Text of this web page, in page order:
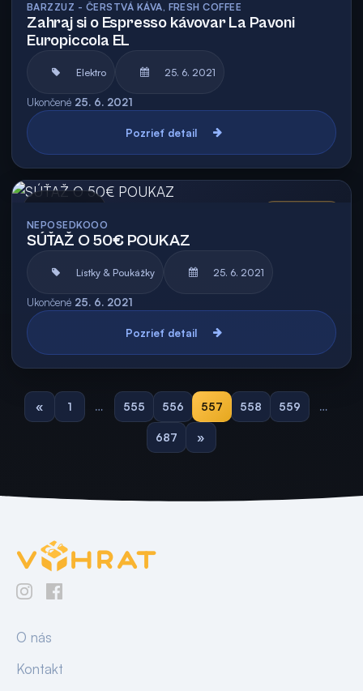
BARZZUZ - ČERSTVÁ KÁVA, FRESH COFFEE
Zahraj si o Espresso kávovar La Pavoni
Europiccola EL
Elektro 25. 6. 2021
Ukončené 25. 6. 2021
Pozrieť detail
NEPOSEDKOOO
SÚŤAŽ O 50€ POUKAZ
Lístky & Poukážky 25. 6. 2021
Ukončené 25. 6. 2021
Pozrieť detail
« 1 … 555 556 557 558 559 …
687 »
O nás
Kontakt